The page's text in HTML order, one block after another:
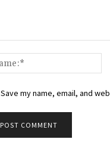
Save my name, email, and